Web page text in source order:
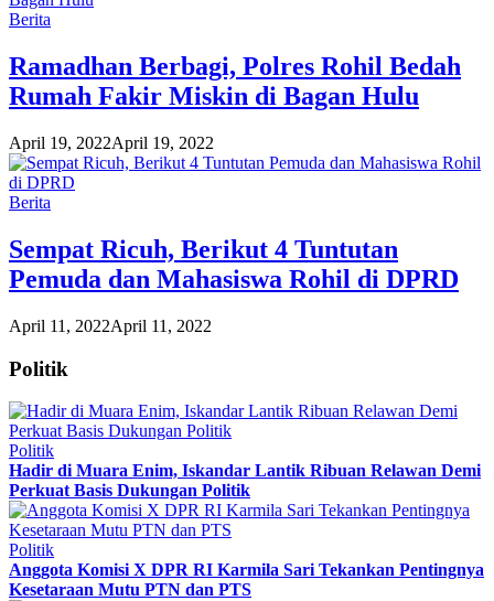
Berita
Ramadhan Berbagi, Polres Rohil Bedah
Rumah Fakir Miskin di Bagan Hulu
April 19, 2022April 19, 2022
Berita
Sempat Ricuh, Berikut 4 Tuntutan
Pemuda dan Mahasiswa Rohil di DPRD
April 11, 2022April 11, 2022
Politik
Politik
Hadir di Muara Enim, Iskandar Lantik Ribuan Relawan Demi
Perkuat Basis Dukungan Politik
Politik
Anggota Komisi X DPR RI Karmila Sari Tekankan Pentingnya
Kesetaraan Mutu PTN dan PTS